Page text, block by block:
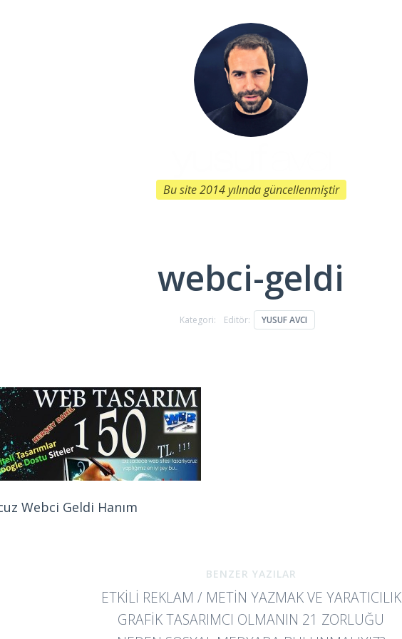
Bu site 2014 yılında güncellenmiştir
webci-geldi
Kategori: Editör: YUSUF AVCI
Webci Geldi Hanım
BENZER YAZILAR
ETKILI REKLAM / METIN YAZMAK VE YARATICILIK
GRAFIK TASARIMCI OLMANIN 21 ZORLUĞU